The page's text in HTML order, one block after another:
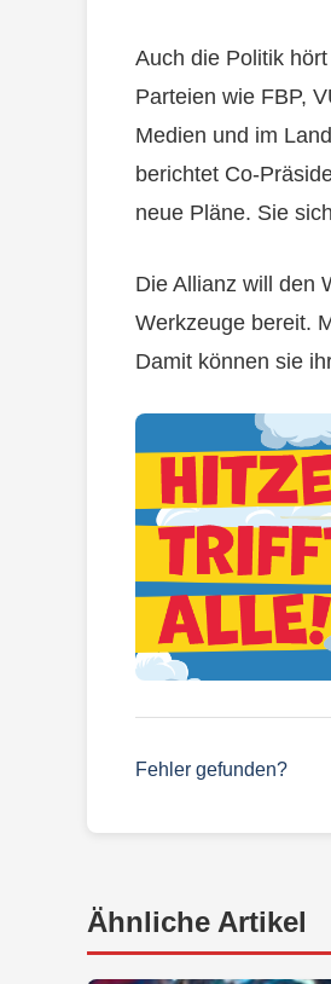
Auch die Politik
Parteien wie FBP,
Medien und im
berichtet Co-
neue Pläne. Sie
Die Allianz will den
Werkzeuge bereit.
Damit können sie
Fehler gefunden?
Ähnliche Artikel